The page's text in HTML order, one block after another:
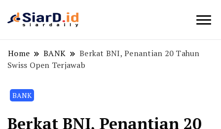
Home BANK
Berkat BNI, Penantian 20 Tahun
Swiss Open Terjawab
BANK
Berkat BNI, Penantian 20